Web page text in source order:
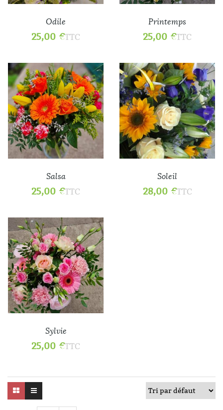
Odile
25,00 €TTC
Printemps
25,00 €TTC
Salsa
25,00 €TTC
Soleil
28,00 €TTC
Sylvie
25,00 €TTC